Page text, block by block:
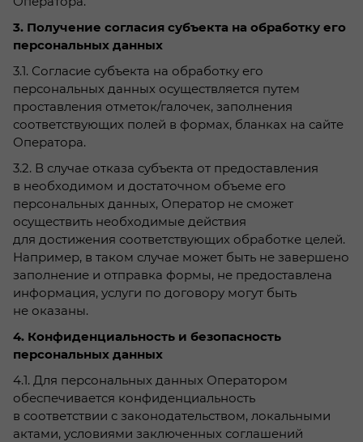
3. Получение согласия субъекта на обработку его
персональных данных
3.1. Согласие субъекта на обработку его
персональных данных осуществляется путем
проставления отметок/галочек, заполнения
соответствующих полей в формах, бланках на сайте
Оператора.
3.2. В случае отказа субъекта от предоставления
в необходимом и достаточном объеме его
персональных данных, Оператор не сможет
осуществить необходимые действия
для достижения соответствующих обработке целей.
Например, в таком случае может быть не завершено
заполнение и отправка формы, не предоставлена
информация, услуги по договору могут быть
не оказаны.
4. Конфиденциальность и безопасность
персональных данных
4.1. Для персональных данных Оператором
обеспечивается конфиденциальность
в соответствии с законодательством, локальными
актами, условиями заключенных соглашений